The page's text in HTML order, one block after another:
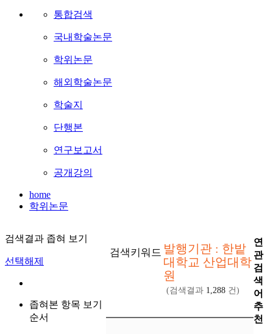
통합검색
국내학술논문
학위논문
해외학술논문
학술지
단행본
연구보고서
공개강의
home
학위논문
검색결과 좁혀 보기
선택해제
좁혀본 항목 보기
순서
검색키워드 발행기관 : 한밭
대학교 산업대학
원
(검색결과 1,288 건)
연
관
검
색
어
추
천